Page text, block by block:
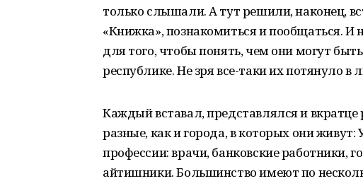
только слышали. А тут решили, наконец,
«Книжка», познакомиться и пообщаться. И
для того, чтобы понять, чем они могут
республике. Не зря все-таки их потянуло в
Каждый вставал, представлялся и вкратце
разные, как и города, в которых они
профессии: врачи, банковские работники,
айтишники. Большинство имеют по